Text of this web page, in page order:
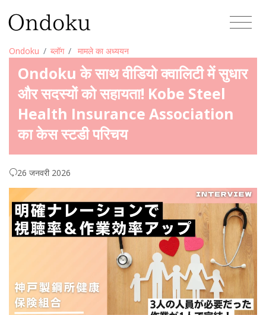
Ondoku ब्लॉग मामले का अध्ययन
Ondoku के साथ वीडियो क्वालिटी में सुधार
और सदस्यों को सहायता! Kobe Steel
Health Insurance Association
का केस स्टडी परिचय
26 जनवरी 2026